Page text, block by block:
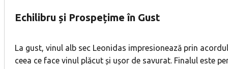
Echilibru și Prospețime în Gust
La gust, vinul alb sec Leonidas impresionează prin
ceea ce face vinul plăcut și ușor de savurat. Finalul este